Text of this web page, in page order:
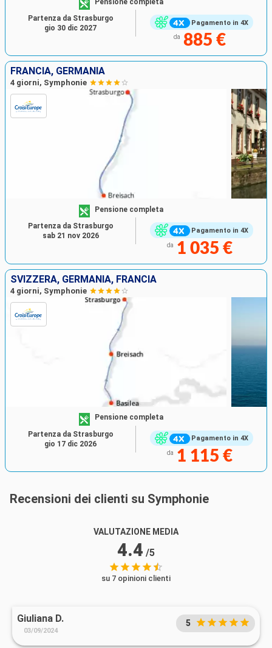
Pagamento in 4X
da 885 €
Partenza da Strasburgo
gio 30 dic 2027
FRANCIA, GERMANIA
4 giorni, Symphonie
Pagamento in 4X
Pensione completa
da 1 035 €
Partenza da Strasburgo
sab 21 nov 2026
SVIZZERA, GERMANIA, FRANCIA
4 giorni, Symphonie
Pagamento in 4X
Pensione completa
da 1 115 €
Partenza da Strasburgo
gio 17 dic 2026
Recensioni dei clienti su Symphonie
VALUTAZIONE MEDIA
4.4 /5
su 7 opinioni clienti
Giuliana D.
03/09/2024
5